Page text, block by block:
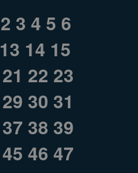
2 3 4 5 6
13 14 15
21 22 23
29 30 31
37 38 39
45 46 47